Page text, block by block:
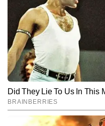
उन्होंने टीवी और
फाइनेंस, शेयर बाजार,
विषयों पर गहरी विशेषज्ञता
अनुभव से विकसित
को सरल, विश्वसनीय और
हैं। अब तक वे 22,000 से
Follow Us:
Subscribe to